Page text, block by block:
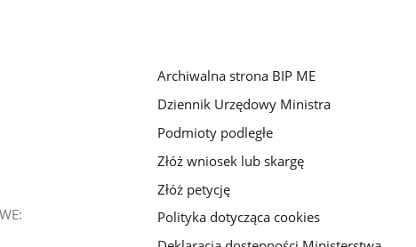
Archiwalna strona BIP ME
Dziennik Urzędowy Ministra
Podmioty podległe
Złóż wniosek lub skargę
Złóż petycję
Polityka dotycząca cookies